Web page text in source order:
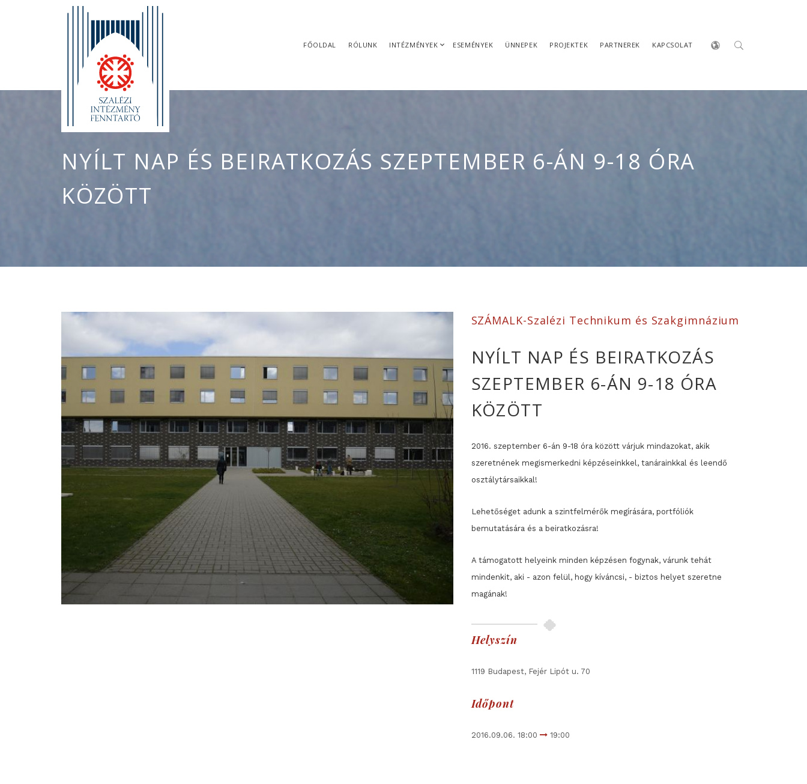
FŐOLDAL RÓLUNK INTÉZMÉNYEK ESEMÉNYEK ÜNNEPEK PROJEKTEK PARTNEREK KAPCSOLAT
NYÍLT NAP ÉS BEIRATKOZÁS SZEPTEMBER 6-ÁN 9-18 ÓRA
KÖZÖTT
SZÁMALK-Szalézi Technikum és Szakgimnázium
NYÍLT NAP ÉS BEIRATKOZÁS
SZEPTEMBER 6-ÁN 9-18 ÓRA
KÖZÖTT
2016. szeptember 6-án 9-18 óra között várjuk mindazokat, akik
szeretnének megismerkedni képzéseinkkel, tanárainkkal és leendő
osztálytársaikkal!
Lehetőséget adunk a szintfelmérők megírására, portfóliók
bemutatására és a beiratkozásra!
A támogatott helyeink minden képzésen fogynak, várunk tehát
mindenkit, aki - azon felül, hogy kíváncsi, - biztos helyet szeretne
magának!
Helyszín
1119 Budapest, Fejér Lipót u. 70
Időpont
2016.09.06. 18:00 19:00